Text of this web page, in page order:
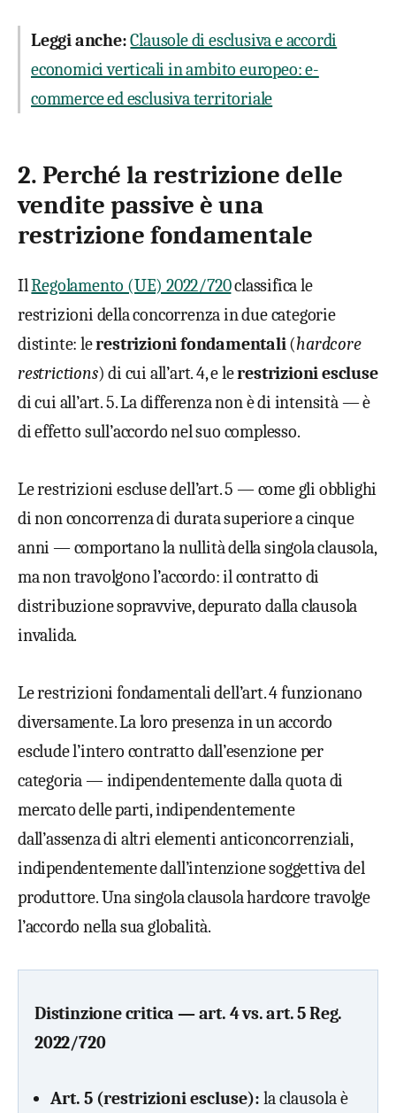
Leggi anche:Clausole di esclusiva e accordi
economici verticali in ambito europeo: e-
commerce ed esclusiva territoriale
2. Perché la restrizione delle
vendite passive è una
restrizione fondamentale
IlRegolamento (UE) 2022/720classifica le
restrizioni della concorrenza in due categorie
distinte: lerestrizioni fondamentali(hardcore
restrictions) di cui all’art. 4, e lerestrizioni escluse
di cui all’art. 5. La differenza non è di intensità — è
di effetto sull’accordo nel suo complesso.
Le restrizioni escluse dell’art. 5 — come gli obblighi
di non concorrenza di durata superiore a cinque
anni — comportano la nullità della singola clausola,
ma non travolgono l’accordo: il contratto di
distribuzione sopravvive, depurato dalla clausola
invalida.
Le restrizioni fondamentali dell’art. 4 funzionano
diversamente. La loro presenza in un accordo
esclude l’intero contratto dall’esenzione per
categoria — indipendentemente dalla quota di
mercato delle parti, indipendentemente
dall’assenza di altri elementi anticoncorrenziali,
indipendentemente dall’intenzione soggettiva del
produttore. Una singola clausola hardcore travolge
l’accordo nella sua globalità.
Distinzione critica — art. 4 vs. art. 5 Reg.
2022/720
Art. 5 (restrizioni escluse): la clausola è